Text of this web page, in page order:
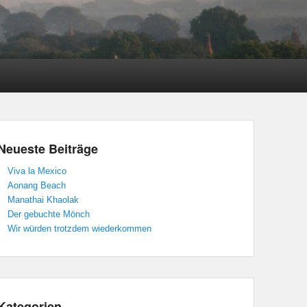
Beiträge
Viva la Mexico
Aonang Beach
Manathai Khaolak
Der gebuchte Mönch
Wir würden trotzdem wiederkommen